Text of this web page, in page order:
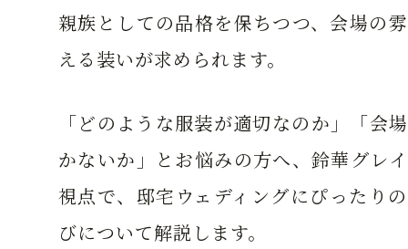
親族としての品格を保ちつつ、会場の
える装いが求められます。
「どのような服装が適切なのか」「会
かないか」とお悩みの方へ、鈴華グレ
視点で、邸宅ウェディングにぴったり
びについて解説します。